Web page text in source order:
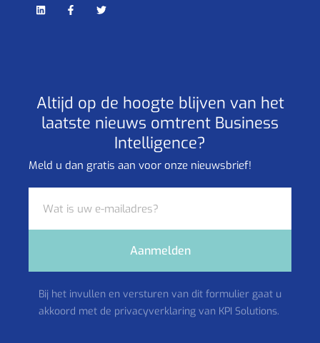
Altijd op de hoogte blijven van het
laatste nieuws omtrent Business
Intelligence?
Meld u dan gratis aan voor onze nieuwsbrief!
Aanmelden
Bij het invullen en versturen van dit formulier gaat u
akkoord met de privacyverklaring van KPI Solutions.